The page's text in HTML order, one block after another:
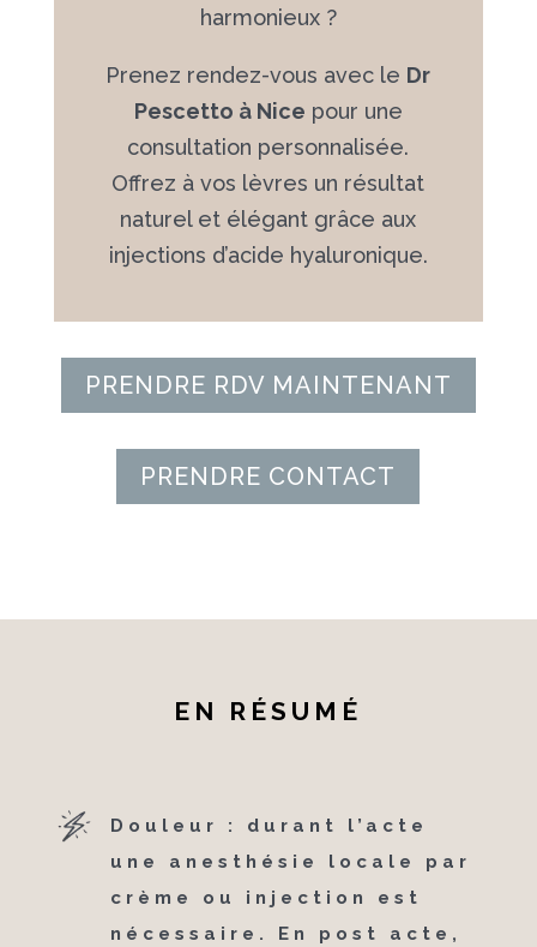
harmonieux ?
Prenez rendez-vous avec le Dr
Pescetto à Nice pour une
consultation personnalisée.
Offrez à vos lèvres un résultat
naturel et élégant grâce aux
injections d’acide hyaluronique.
PRENDRE RDV MAINTENANT
PRENDRE CONTACT
EN RÉSUMÉ
Douleur : durant l’acte
une anesthésie locale par
crème ou injection est
nécessaire. En post acte,